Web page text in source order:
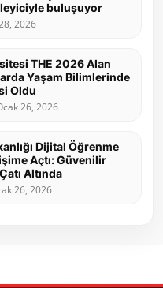
buluşuyor
2026
THE 2026 Alan
Yaşam Bilimlerinde
Oldu
26, 2026
Dijital Öğrenme
Açtı: Güvenilir
Altında
26, 2026